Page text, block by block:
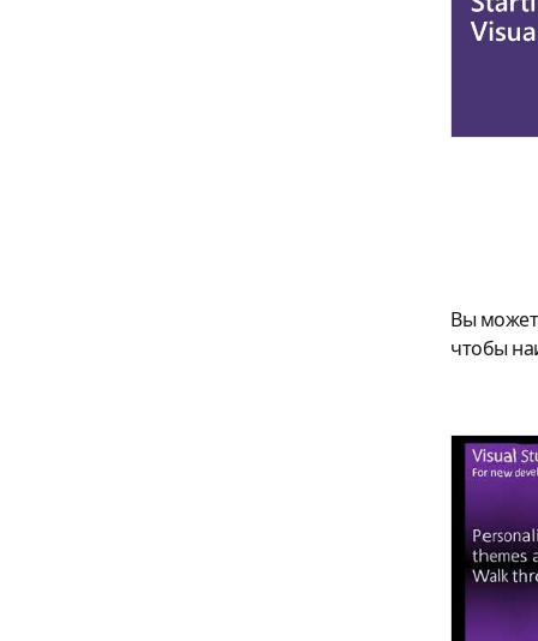
Вы
чтобы